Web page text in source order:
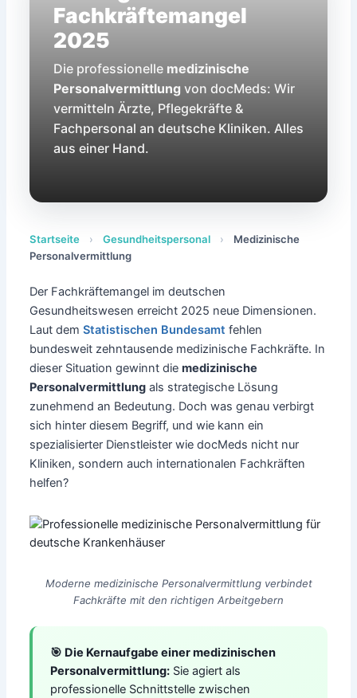
Fachkräftemangel
2025
Die professionelle medizinische
Personalvermittlung von docMeds: Wir
vermitteln Ärzte, Pflegekräfte &
Fachpersonal an deutsche Kliniken. Alles
aus einer Hand.
Startseite › Gesundheitspersonal ›
Medizinische
Personalvermittlung
Der Fachkräftemangel im deutschen
Gesundheitswesen erreicht 2025 neue Dimensionen.
Laut demStatistischen Bundesamt fehlen
bundesweit zehntausende medizinische Fachkräfte. In
dieser Situation gewinnt diemedizinische
Personalvermittlung als strategische Lösung
zunehmend an Bedeutung. Doch was genau verbirgt
sich hinter diesem Begriff, und wie kann ein
spezialisierter Dienstleister wie docMeds nicht nur
Kliniken, sondern auch internationalen Fachkräften
helfen?
Moderne medizinische Personalvermittlung verbindet
Fachkräfte mit den richtigen Arbeitgebern
🎯 Die Kernaufgabe einer medizinischen
Personalvermittlung: Sie agiert als
professionelle Schnittstelle zwischen